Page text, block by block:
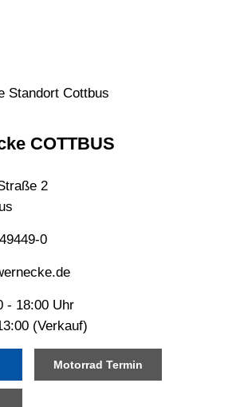
COTTBUS
2
0
- 18:00 Uhr
(Verkauf)
Motorrad Termin